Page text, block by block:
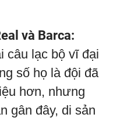
và Barca:
câu lạc bộ vĩ đại
số họ là đội đã
hơn, nhưng
gân đây, di sản